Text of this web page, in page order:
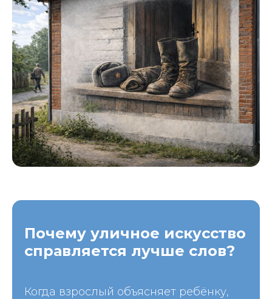
Почему уличное искусство
справляется лучше слов?
Когда взрослый объясняет ребёнку,